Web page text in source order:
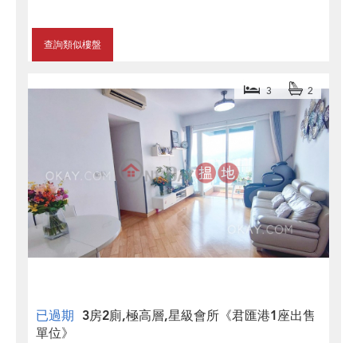
查詢類似樓盤
已過期 3房2廁,極高層,星級會所《君匯港1座出售
單位》
3 2